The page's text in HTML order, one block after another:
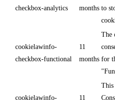
checkbox-analytics
months to
cookielawinfo-
checkbox-functional
11
months
The
for
cookielawinfo-
11
This